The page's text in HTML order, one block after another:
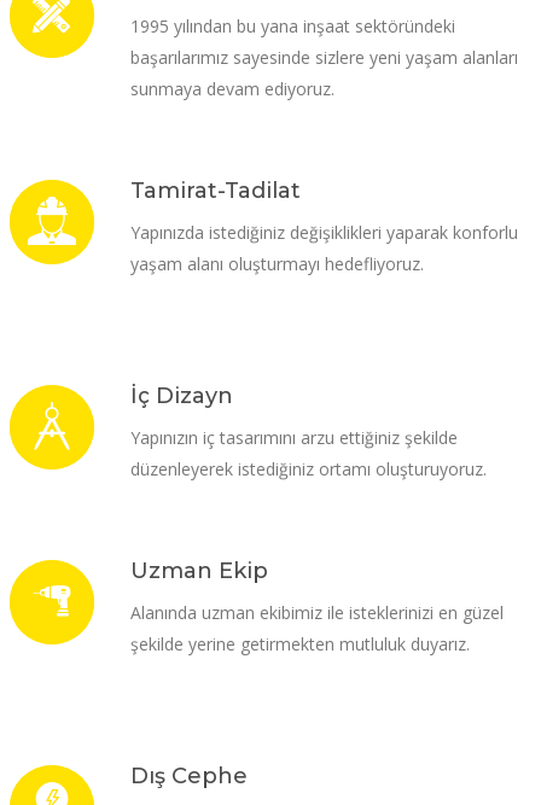
1995 yılından bu yana inşaat sektöründeki
başarılarımız sayesinde sizlere yeni yaşam alanları
sunmaya devam ediyoruz.
Tamirat-Tadilat
Yapınızda istediğiniz değişiklikleri yaparak konforlu
yaşam alanı oluşturmayı hedefliyoruz.
İç Dizayn
Yapınızın iç tasarımını arzu ettiğiniz şekilde
düzenleyerek istediğiniz ortamı oluşturuyoruz.
Uzman Ekip
Alanında uzman ekibimiz ile isteklerinizi en güzel
şekilde yerine getirmekten mutluluk duyarız.
Dış Cephe